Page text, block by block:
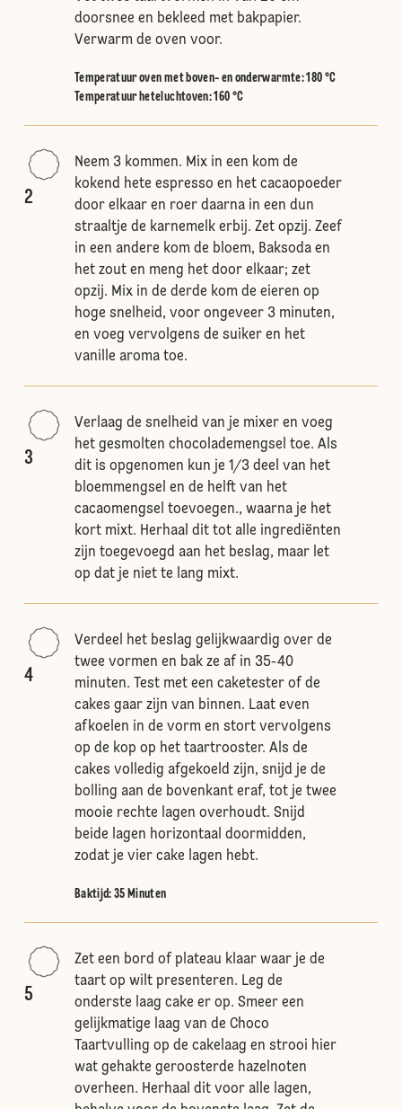
doorsnee en bekleed met bakpapier.
Verwarm de oven voor.
Temperatuur oven met boven- en onderwarmte:180 °C
Temperatuur heteluchtoven:160 °C
2
Neem 3 kommen. Mix in een kom de
kokend hete espresso en het cacaopoeder
door elkaar en roer daarna in een dun
straaltje de karnemelk erbij. Zet opzij. Zeef
in een andere kom de bloem, Baksoda en
het zout en meng het door elkaar; zet
opzij. Mix in de derde kom de eieren op
hoge snelheid, voor ongeveer 3 minuten,
en voeg vervolgens de suiker en het
vanille aroma toe.
3
Verlaag de snelheid van je mixer en voeg
het gesmolten chocolademengsel toe. Als
dit is opgenomen kun je 1/3 deel van het
bloemmengsel en de helft van het
cacaomengsel toevoegen., waarna je het
kort mixt. Herhaal dit tot alle ingrediënten
zijn toegevoegd aan het beslag, maar let
op dat je niet te lang mixt.
4
Verdeel het beslag gelijkwaardig over de
twee vormen en bak ze af in 35-40
minuten. Test met een caketester of de
cakes gaar zijn van binnen. Laat even
afkoelen in de vorm en stort vervolgens
op de kop op het taartrooster. Als de
cakes volledig afgekoeld zijn, snijd je de
bolling aan de bovenkant eraf, tot je twee
mooie rechte lagen overhoudt. Snijd
beide lagen horizontaal doormidden,
zodat je vier cake lagen hebt.
Baktijd: 35 Minuten
5
Zet een bord of plateau klaar waar je de
taart op wilt presenteren. Leg de
onderste laag cake er op. Smeer een
gelijkmatige laag van de Choco
Taartvulling op de cakelaag en strooi hier
wat gehakte geroosterde hazelnoten
overheen. Herhaal dit voor alle lagen,